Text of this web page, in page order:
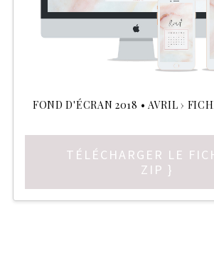
FOND D'ÉCRAN 2018 • AVRIL ›
TÉLÉCHARGER LE
ZIP }